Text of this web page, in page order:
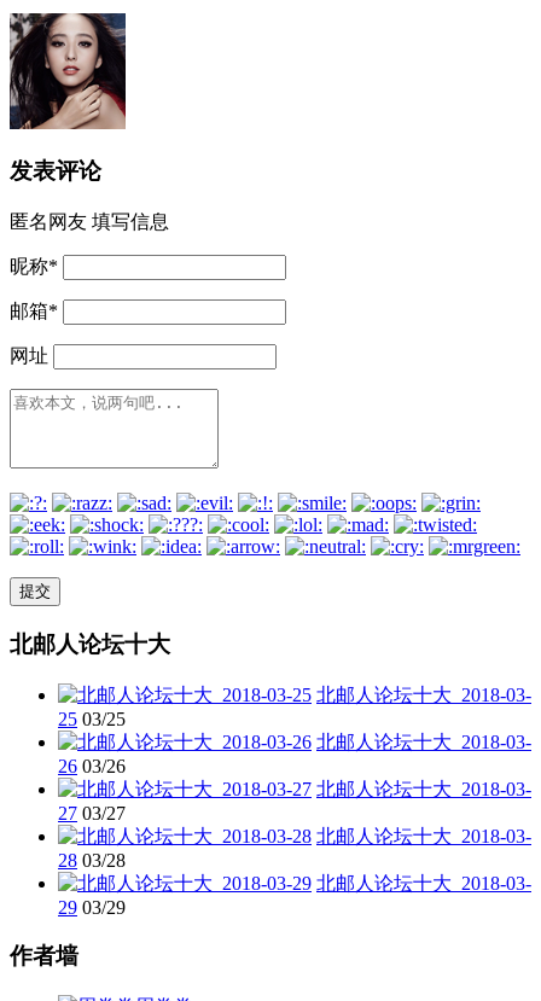
发表评论
匿名网友 填写信息
昵称*
邮箱*
网址
北邮人论坛十大
北邮人论坛十大_2018-03-
25 03/25
北邮人论坛十大_2018-03-
26 03/26
北邮人论坛十大_2018-03-
27 03/27
北邮人论坛十大_2018-03-
28 03/28
北邮人论坛十大_2018-03-
29 03/29
作者墙